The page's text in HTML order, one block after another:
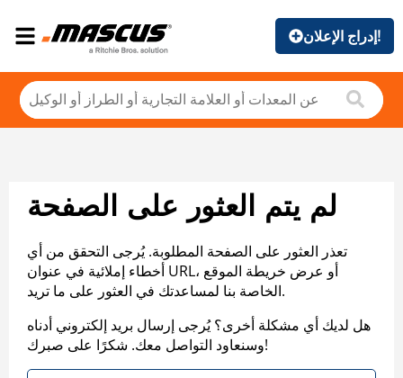
إدراج الإعلان!
لم يتم العثور على الصفحة
تعذر العثور على الصفحة المطلوبة. يُرجى التحقق من أي
أخطاء إملائية في عنوان URL، أو عرض خريطة الموقع
الخاصة بنا لمساعدتك في العثور على ما تريد.
هل لديك أي مشكلة أخرى؟ يُرجى إرسال بريد إلكتروني أدناه
وسنعاود التواصل معك. شكرًا على صبرك!